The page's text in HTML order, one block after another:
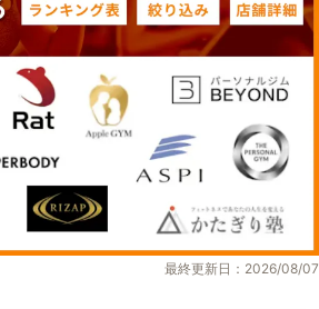
最終更新日：2026/08/07